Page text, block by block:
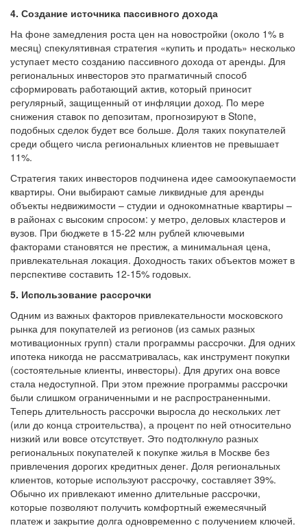
4. Создание источника пассивного дохода
На фоне замедления роста цен на новостройки (около 1% в
месяц) спекулятивная стратегия «купить и продать» несколько
уступает место созданию пассивного дохода от аренды. Для
региональных инвесторов это прагматичный способ
сформировать работающий актив, который приносит
регулярный, защищенный от инфляции доход. По мере
снижения ставок по депозитам, прогнозируют в Stone,
подобных сделок будет все больше. Доля таких покупателей
среди общего числа региональных клиентов не превышает
11%.
Стратегия таких инвесторов подчинена идее самоокупаемости
квартиры. Они выбирают самые ликвидные для аренды
объекты недвижимости – студии и однокомнатные квартиры –
в районах с высоким спросом: у метро, деловых кластеров и
вузов. При бюджете в 15-22 млн рублей ключевыми
факторами становятся не престиж, а минимальная цена,
привлекательная локация. Доходность таких объектов может в
перспективе составить 12-15% годовых.
5. Использование рассрочки
Одним из важных факторов привлекательности московского
рынка для покупателей из регионов (из самых разных
мотивационных групп) стали программы рассрочки. Для одних
ипотека никогда не рассматривалась, как инструмент покупки
(состоятельные клиенты, инвесторы). Для других она вовсе
стала недоступной. При этом прежние программы рассрочки
были слишком ограниченными и не распространенными.
Теперь длительность рассрочки выросла до нескольких лет
(или до конца строительства), а процент по ней относительно
низкий или вовсе отсутствует. Это подтолкнуло разных
региональных покупателей к покупке жилья в Москве без
привлечения дорогих кредитных денег. Доля региональных
клиентов, которые используют рассрочку, составляет 39%.
Обычно их привлекают именно длительные рассрочки,
которые позволяют получить комфортный ежемесячный
платеж и закрытие долга одновременно с получением ключей.